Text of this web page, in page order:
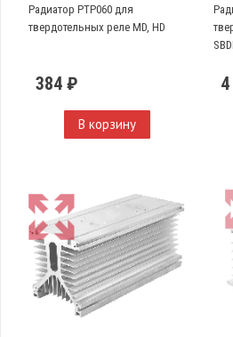
Радиатор PTP060 для
твердотельных реле MD, HD
384 ₽
В корзину